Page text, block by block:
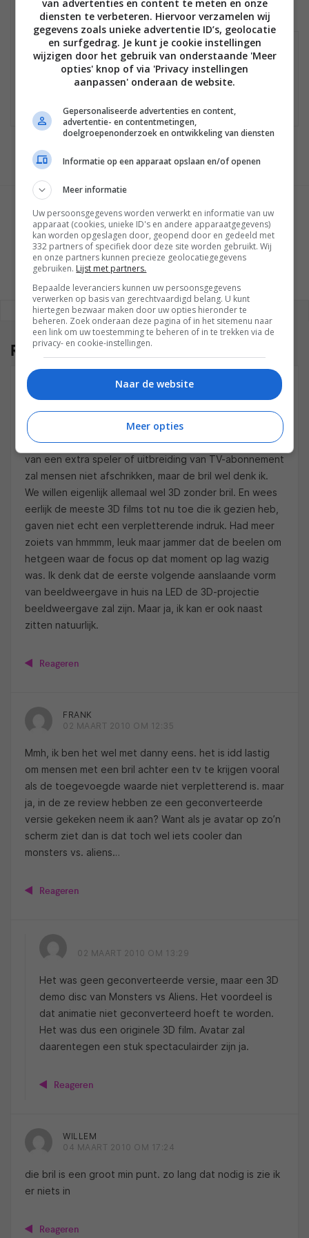
SAMSUNG
UE40C6700
MEER PRODUCTEN
Geen winkels gevonden
Mogelijk is het product niet meer te koop.
hierde laatste nieuwtjes, reviews en
GESCHREVEN DOOR
MARTIJN CHEL
REAGEREN REACTIES (9)
Reacties(9)
01 MAART 2010 OM 20:37
Ziet er leuk uit maar … als mensen nog een bril moeten
dragen gaat het niet aanslaan. De bijkomende kosten
van een extra speler of uitbreiding van TV-abonnement
zal mensen niet afschrikken, maar de bril wel denk ik.
We willen eigenlijk allemaal wel 3D zonder bril. En wees
eerlijk de meeste 3D films tot nu toe die ik gezien heb,
gaven niet echt een verpletterende indruk. Had meer
zoiets van hmmmm, leuk maar jammer dat de beelen om
hetgeen waar de focus op dat moment op lag wazig
was. Ik denk dat de eerste volgende aanslaande vorm
van beeldweergave in huis na LED de 3D-projectie
beeldweergave zal zijn. Maar ja, ik kan er ook naast
zitten natuurlijk.
Reageren
FRANK
02 MAART 2010 OM 12:35
Mmh, ik ben het wel met danny eens. het is idd lastig
om mensen met een bril achter een tv te krijgen vooral
als de toegevoegde waarde niet verpletterend is. maar
ja, in de ze review hebben ze een geconverteerde
versie gekeken neem ik aan? Want als je avatar op zo’n
scherm ziet dan is dat toch wel iets cooler dan
monsters vs. aliens…
Reageren
02 MAART 2010 OM 13:29
Het was geen geconverteerde versie, maar een 3D
demo disc van Monsters vs Aliens. Het voordeel is
dat animatie niet geconverteerd hoeft te worden.
Het was dus een originele 3D film. Avatar zal
daarentegen een stuk spectaculairder zijn ja.
Reageren
WILLEM
04 MAART 2010 OM 17:24
die bril is een groot min punt. zo lang dat nodig is zie ik
er niets in
Reageren
van advertenties en content te meten en onze
diensten te verbeteren. Hiervoor verzamelen wij
gegevens zoals unieke advertentie ID’s, geolocatie
en surfgedrag. Je kunt je cookie instellingen
wijzigen door het gebruik van onderstaande 'Meer
opties' knop of via 'Privacy instellingen
aanpassen' onderaan de website.
Gepersonaliseerde advertenties en content,
advertentie- en contentmetingen,
doelgroepenonderzoek en ontwikkeling van diensten
Informatie op een apparaat opslaan en/of openen
Meer informatie
Uw persoonsgegevens worden verwerkt en informatie van uw
apparaat (cookies, unieke ID's en andere apparaatgegevens)
kan worden opgeslagen door, geopend door en gedeeld met
332 partners of specifiek door deze site worden gebruikt. Wij
en onze partners kunnen precieze geolocatiegegevens
gebruiken. Lijst met partners.
Bepaalde leveranciers kunnen uw persoonsgegevens
verwerken op basis van gerechtvaardigd belang. U kunt
hiertegen bezwaar maken door uw opties hieronder te
beheren. Zoek onderaan deze pagina of in het sitemenu naar
een link om uw toestemming te beheren of in te trekken via de
privacy- en cookie-instellingen.
Naar de website
Meer opties